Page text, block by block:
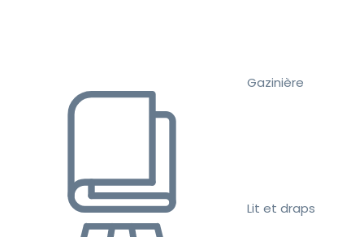
Gazinière
Lit et draps